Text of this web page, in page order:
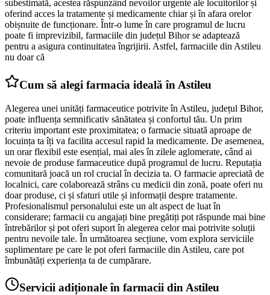
subestimată, acestea răspunzând nevoilor urgente ale locuitorilor și
oferind acces la tratamente și medicamente chiar și în afara orelor
obișnuite de funcționare. Într-o lume în care programul de lucru
poate fi imprevizibil, farmaciile din județul Bihor se adaptează
pentru a asigura continuitatea îngrijirii. Astfel, farmaciile din Astileu
nu doar că
Cum să alegi farmacia ideală în Astileu
Alegerea unei unități farmaceutice potrivite în Astileu, județul Bihor,
poate influența semnificativ sănătatea și confortul tău. Un prim
criteriu important este proximitatea; o farmacie situată aproape de
locuința ta îți va facilita accesul rapid la medicamente. De asemenea,
un orar flexibil este esențial, mai ales în zilele aglomerate, când ai
nevoie de produse farmaceutice după programul de lucru. Reputația
comunitară joacă un rol crucial în decizia ta. O farmacie apreciată de
localnici, care colaborează strâns cu medicii din zonă, poate oferi nu
doar produse, ci și sfaturi utile și informații despre tratamente.
Profesionalismul personalului este un alt aspect de luat în
considerare; farmacii cu angajați bine pregătiți pot răspunde mai bine
întrebărilor și pot oferi suport în alegerea celor mai potrivite soluții
pentru nevoile tale. În următoarea secțiune, vom explora serviciile
suplimentare pe care le pot oferi farmaciile din Astileu, care pot
îmbunătăți experiența ta de cumpărare.
Servicii adiționale în farmacii din Astileu